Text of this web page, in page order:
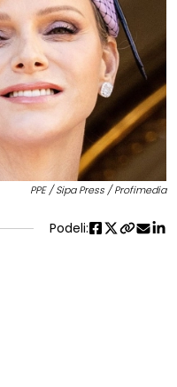
PPE / Sipa Press / Profimedia
Podeli: